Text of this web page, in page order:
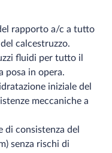
rapporto a/c a tutto
calcestruzzo.
fluidi per tutto il
posa in opera.
iniziale del
meccaniche a
di consistenza del
senza rischi di